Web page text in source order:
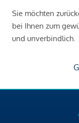
Sie möchten
bei Ihnen zum
und unverbindlich.